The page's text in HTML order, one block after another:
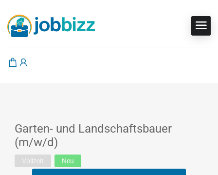
Garten- und Landschaftsbauer
(m/w/d)
Vollzeit Neu